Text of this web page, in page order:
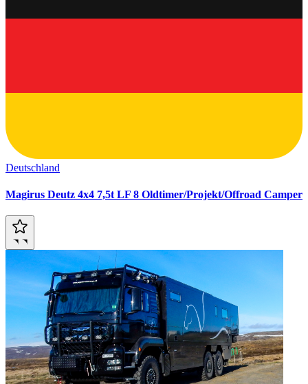
Deutschland
Magirus Deutz 4x4 7,5t LF 8 Oldtimer/Projekt/Offroad Camper